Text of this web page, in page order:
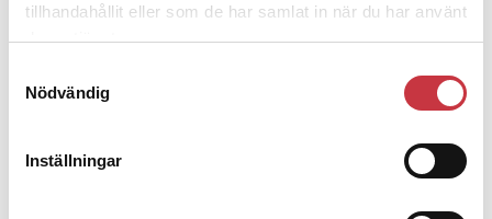
tillhandahållit eller som de har samlat in när du har använt
deras tjänster.
Nödvändig
Inställningar